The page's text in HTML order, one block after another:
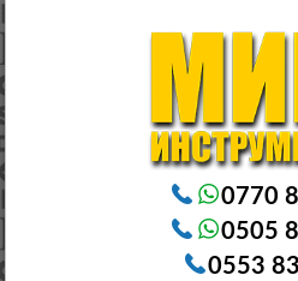
0770
0505
0553